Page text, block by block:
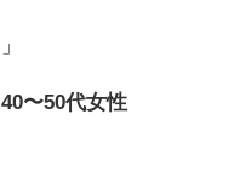
〜50代女性